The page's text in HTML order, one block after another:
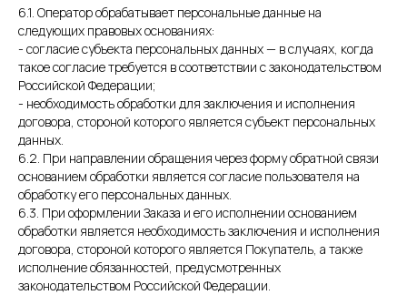
6.1. Оператор обрабатывает персональные данные на
следующих правовых основаниях:
- согласие субъекта персональных данных — в случаях, когда
такое согласие требуется в соответствии с законодательством
Российской Федерации;
- необходимость обработки для заключения и исполнения
договора, стороной которого является субъект персональных
данных.
6.2. При направлении обращения через форму обратной связи
основанием обработки является согласие пользователя на
обработку его персональных данных.
6.3. При оформлении Заказа и его исполнении основанием
обработки является необходимость заключения и исполнения
договора, стороной которого является Покупатель, а также
исполнение обязанностей, предусмотренных
законодательством Российской Федерации.